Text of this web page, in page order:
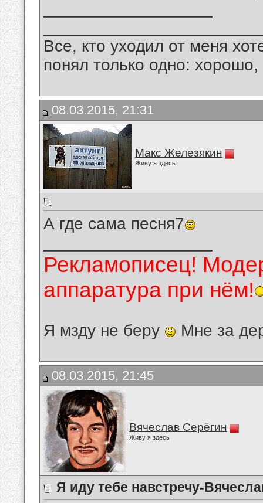
Все, кто уходил от меня
понял только одно:
08.03.2015, 21:31
Макс Железякин
Живу я здесь
А где сама песня7
Рекламописец!
аппаратура при нём!
Я мзду не беру Мне за
08.03.2015, 21:45
Вячеслав Серёгин
Живу я здесь
Я иду тебе навстречу-